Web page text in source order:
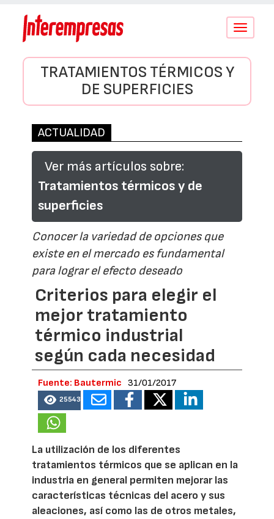
Conmutar
TRATAMIENTOS TÉRMICOS Y
DE SUPERFICIES
ACTUALIDAD
Ver más artículos sobre:
Tratamientos térmicos y de
superficies
Conocer la variedad de opciones que
existe en el mercado es fundamental
para lograr el efecto deseado
Criterios para elegir el
mejor tratamiento
térmico industrial
según cada necesidad
Fuente: Bautermic 31/01/2017
25543
La utilización de los diferentes
tratamientos térmicos que se aplican en la
industria en general permiten mejorar las
características técnicas del acero y sus
aleaciones, así como las de otros metales,